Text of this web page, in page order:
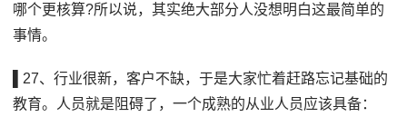
哪个更核算?所以说，其实绝大部分人没想明白这最简单的
事情。
▌27、行业很新，客户不缺，于是大家忙着赶路忘记基础的
教育。人员就是阻碍了，一个成熟的从业人员应该具备：